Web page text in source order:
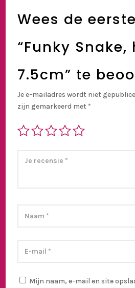
Wees de
“Funky Snake,
7.5cm” te
Je e-mailadres wordt niet
zijn gemarkeerd met *
Mijn naam, e-mail en site